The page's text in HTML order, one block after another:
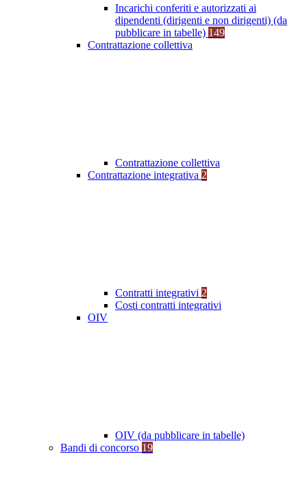
Incarichi conferiti e autorizzati ai
dipendenti (dirigenti e non dirigenti) (da
pubblicare in tabelle) 149
Contrattazione collettiva
Contrattazione collettiva
Contrattazione integrativa 2
Contratti integrativi 2
Costi contratti integrativi
OIV
OIV (da pubblicare in tabelle)
Bandi di concorso 19